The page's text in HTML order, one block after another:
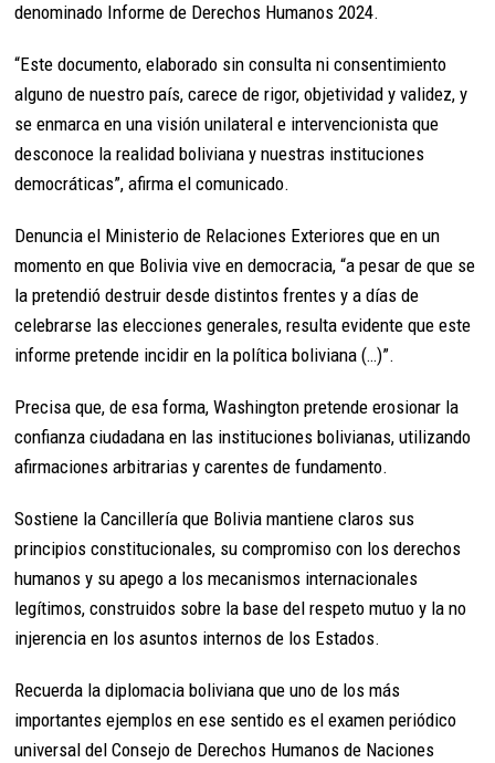
denominado Informe de Derechos Humanos 2024.
“Este documento, elaborado sin consulta ni consentimiento
alguno de nuestro país, carece de rigor, objetividad y validez, y
se enmarca en una visión unilateral e intervencionista que
desconoce la realidad boliviana y nuestras instituciones
democráticas”, afirma el comunicado.
Denuncia el Ministerio de Relaciones Exteriores que en un
momento en que Bolivia vive en democracia, “a pesar de que se
la pretendió destruir desde distintos frentes y a días de
celebrarse las elecciones generales, resulta evidente que este
informe pretende incidir en la política boliviana (…)”.
Precisa que, de esa forma, Washington pretende erosionar la
confianza ciudadana en las instituciones bolivianas, utilizando
afirmaciones arbitrarias y carentes de fundamento.
Sostiene la Cancillería que Bolivia mantiene claros sus
principios constitucionales, su compromiso con los derechos
humanos y su apego a los mecanismos internacionales
legítimos, construidos sobre la base del respeto mutuo y la no
injerencia en los asuntos internos de los Estados.
Recuerda la diplomacia boliviana que uno de los más
importantes ejemplos en ese sentido es el examen periódico
universal del Consejo de Derechos Humanos de Naciones